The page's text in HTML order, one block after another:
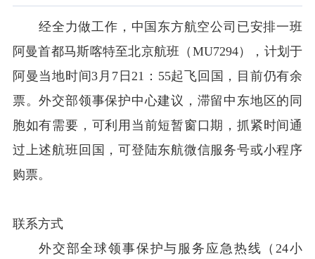
经全力做工作，中国东方航空公司已安排一班
阿曼首都马斯喀特至北京航班（MU7294），计划于
阿曼当地时间3月7日21：55起飞回国，目前仍有余
票。外交部领事保护中心建议，滞留中东地区的同
胞如有需要，可利用当前短暂窗口期，抓紧时间通
过上述航班回国，可登陆东航微信服务号或小程序
购票。
联系方式
外交部全球领事保护与服务应急热线（24小